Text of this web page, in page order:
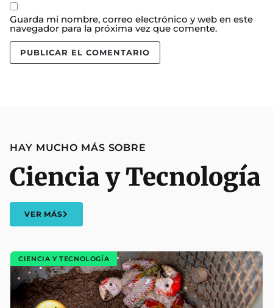
Guarda mi nombre, correo electrónico y web en este
navegador para la próxima vez que comente.
HAY MUCHO MÁS SOBRE
Ciencia y Tecnología
VER MÁS
CIENCIA Y TECNOLOGÍA